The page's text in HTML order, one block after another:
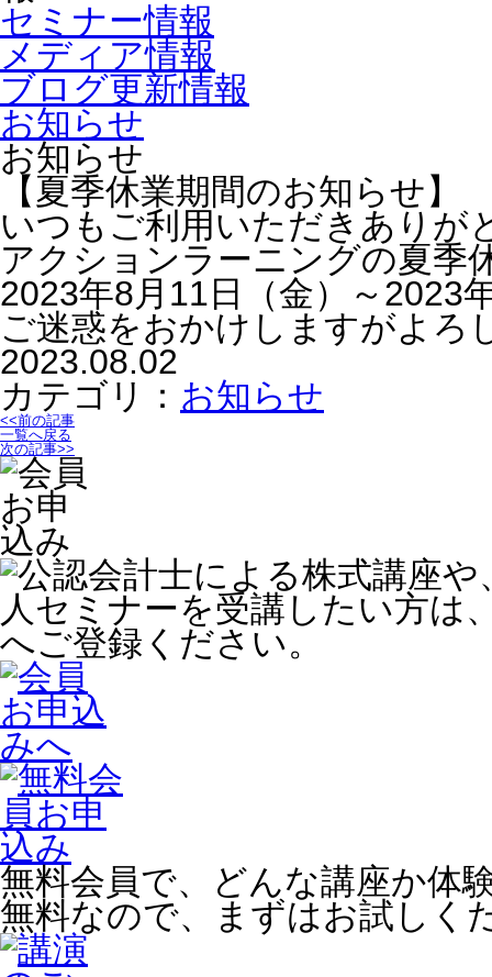
セミナー情報
メディア情報
ブログ更新情報
お知らせ
お知らせ
【夏季休業期間のお知らせ】
いつもご利用いただきありが
アクションラーニングの夏季
2023年8月11日（金）～2023
ご迷惑をおかけしますがよろ
2023.08.02
カテゴリ： お知らせ
<<前の記事
一覧へ戻る
次の記事>>
無料会員で、どんな講座か体
無料なので、まずはお試しく